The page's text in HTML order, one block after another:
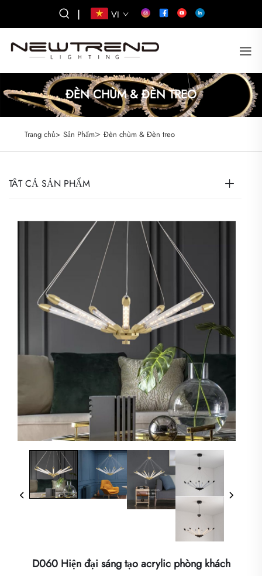
| VI
ĐÈN CHÙM & ĐÈN TREO
Trang chủ> Sản Phẩm> Đèn chùm & Đèn treo
TẤT CẢ SẢN PHẨM
D060 Hiện đại sáng tạo acrylic phòng khách